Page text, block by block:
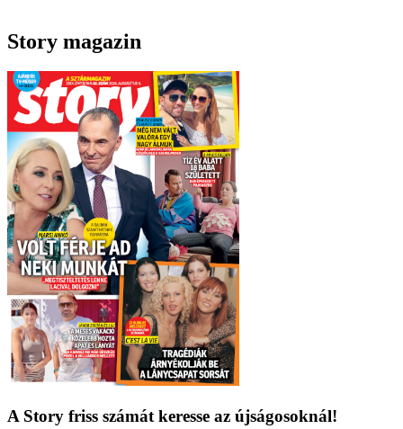
Story magazin
A Story friss számát keresse az újságosoknál!